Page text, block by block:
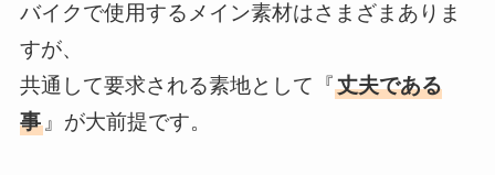
バイクで使用するメイン素材はさまざまありま
すが、
共通して要求される素地として『丈夫である
事』が大前提です。